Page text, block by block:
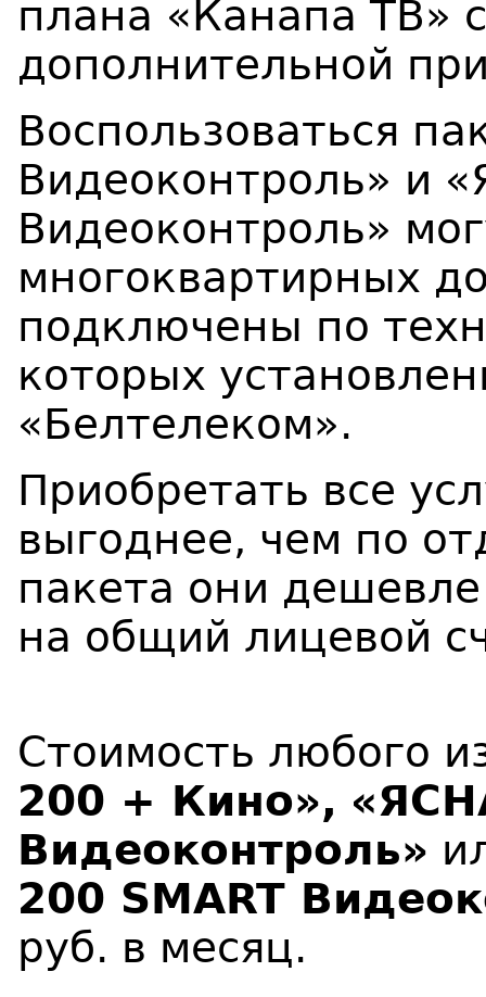
плана «Канапа ТВ»
дополнительной
Воспользоваться
Видеоконтроль» и
Видеоконтроль»
многоквартирных
подключены по
которых
«Белтелеком».
Приобретать все
выгоднее, чем по
пакета они
на общий лицевой
Стоимость любого
200 + Кино»,
Видеоконтроль»
200 SMART
руб. в месяц.